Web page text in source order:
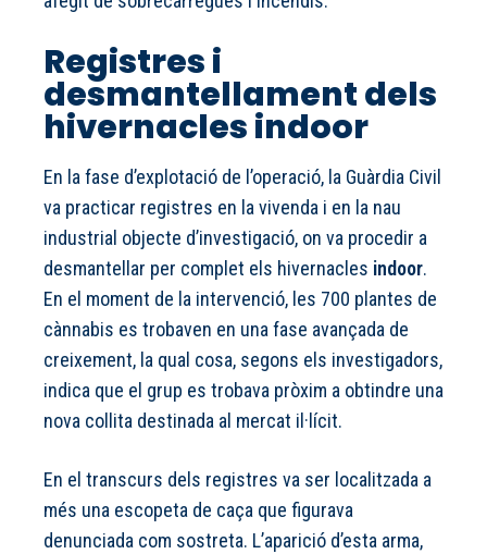
Registres i
desmantellament dels
hivernacles indoor
En la fase d’explotació de l’operació, la Guàrdia Civil
va practicar registres en la vivenda i en la nau
industrial objecte d’investigació, on va procedir a
desmantellar per complet els hivernacles indoor.
En el moment de la intervenció, les 700 plantes de
cànnabis es trobaven en una fase avançada de
creixement, la qual cosa, segons els investigadors,
indica que el grup es trobava pròxim a obtindre una
nova collita destinada al mercat il·lícit.
En el transcurs dels registres va ser localitzada a
més una escopeta de caça que figurava
denunciada com sostreta. L’aparició d’esta arma,